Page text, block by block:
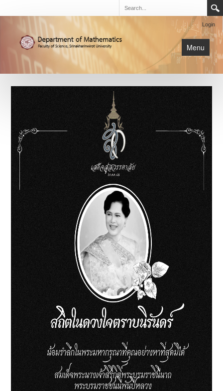
Login
Menu
หน้าหลัก
การเรียนการสอน